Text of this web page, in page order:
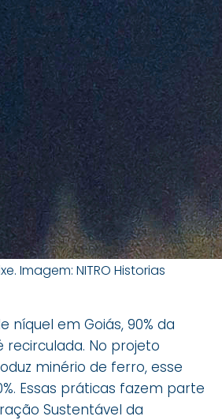
Imagem: NITRO Historias
níquel em Goiás, 90% da
recirculada. No projeto
minério de ferro, esse
Essas práticas fazem parte
Sustentável da